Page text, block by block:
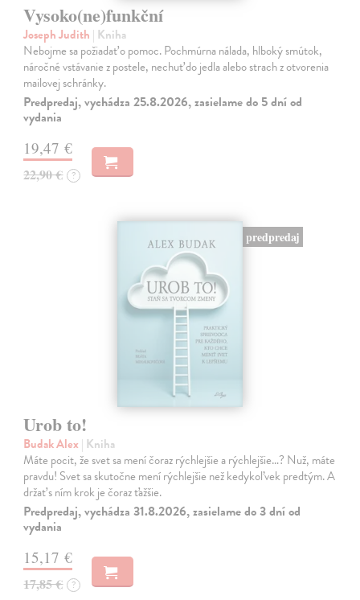
Vysoko(ne)funkční
Joseph Judith | Kniha
Nebojme sa požiadať o pomoc. Pochmúrna nálada, hlboký smútok,
náročné vstávanie z postele, nechuť do jedla alebo strach z otvorenia
mailovej schránky.
Predpredaj, vychádza 25.8.2026, zasielame do 5 dní od
vydania
19,47 €
22,90 € ?
predpredaj
Urob to!
Budak Alex | Kniha
Máte pocit, že svet sa mení čoraz rýchlejšie a rýchlejšie…? Nuž, máte
pravdu! Svet sa skutočne mení rýchlejšie než kedykoľvek predtým. A
držať s ním krok je čoraz ťažšie.
Predpredaj, vychádza 31.8.2026, zasielame do 3 dní od
vydania
15,17 €
17,85 € ?